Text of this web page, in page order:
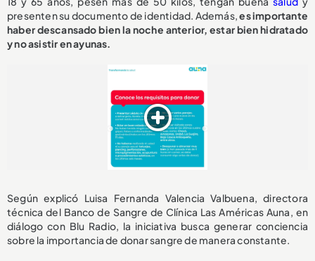
presenten su documento de identidad. Además,es importante
haber descansado bien la noche anterior, estar bien hidratado
y no asistir en ayunas.
Según explicó Luisa Fernanda Valencia Valbuena, directora
técnica del Banco de Sangre de Clínica Las Américas Auna, en
diálogo con Blu Radio, la iniciativa busca generar conciencia
sobre la importancia de donar sangre de manera constante.